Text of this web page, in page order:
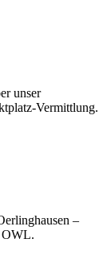
unser
Vermittlung.
–
OWL.